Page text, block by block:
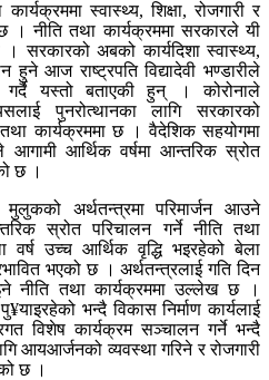
स्वास्थ्य, शिक्षा, रोजगारी र
। नीति तथा कार्यक्रममा सरकारले यी
। सरकारको अबको कार्यदिशा स्वास्थ्य,
हुने आज राष्ट्रपति विद्यादेवी भण्डारीले
गर्दै यस्तो बताएकी हुन् । कोरोनाले
पुनरोत्थानका लागि सरकारको
कार्यक्रममा छ । वैदेशिक सहयोगमा
आर्थिक वर्षमा आन्तरिक स्रोत
छ ।
मुलुकको अर्थतन्त्रमा परिमार्जन आउने
स्रोत परिचालन गर्ने नीति तथा
उच्च आर्थिक वृद्धि भइरहेको बेला
भएको छ । अर्थतन्त्रलाई गति दिन
नीति तथा कार्यक्रममा उल्लेख छ ।
भन्दै विकास निर्माण कार्यलाई
विशेष कार्यक्रम सञ्चालन गर्ने भन्दै
आयआर्जनको व्यवस्था गरिने र रोजगारी
छ ।